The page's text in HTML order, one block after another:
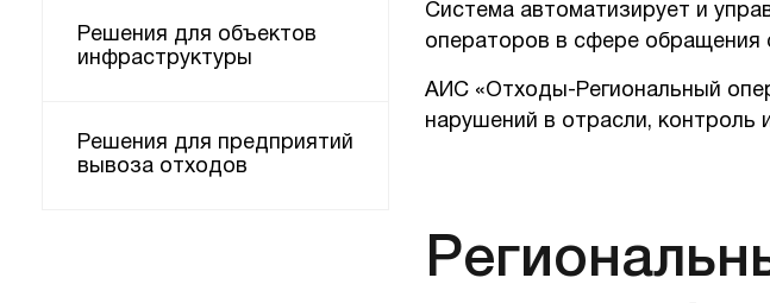
Решения для объектов
инфраструктуры
Решения для предприятий
вывоза отходов
Система автоматизирует и
операторов в сфере обращения
АИС «Отходы-Региональный
нарушений в отрасли, контроль